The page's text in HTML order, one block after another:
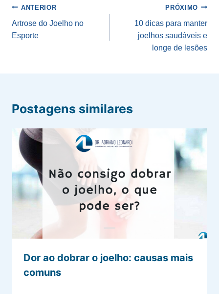
Navegação
de
Post
ANTERIOR
Artrose do Joelho no
Esporte
PRÓXIMO
10 dicas para manter
joelhos saudáveis e
longe de lesões
Postagens similares
Dor ao dobrar o joelho: causas mais
comuns